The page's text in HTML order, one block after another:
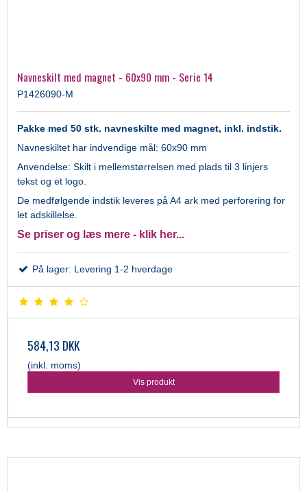
Navneskilt med magnet - 60x90 mm - Serie 14
P1426090-M
Pakke med 50 stk. navneskilte med magnet, inkl. indstik.
Navneskiltet har indvendige mål: 60x90 mm
Anvendelse: Skilt i mellemstørrelsen med plads til 3 linjers
tekst og et logo.
De medfølgende indstik leveres på A4 ark med perforering for
let adskillelse.
Se priser og læs mere - klik her...
På lager: Levering 1-2 hverdage
584,13 DKK
(inkl. moms)
Vis produkt